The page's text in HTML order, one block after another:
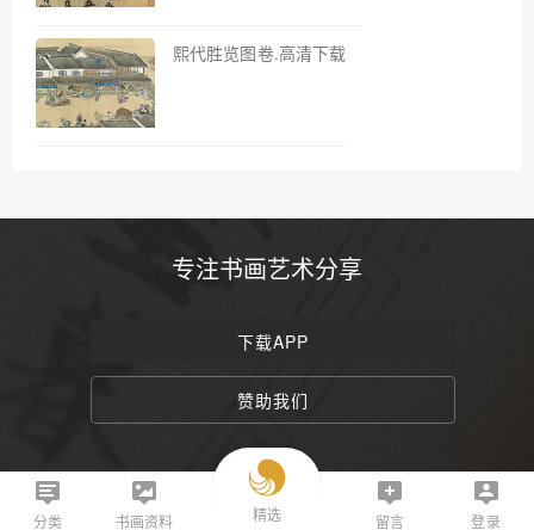
熙代胜览图卷.高清下载
专注书画艺术分享
下载APP
赞助我们
分类 书画资料 精选 留言 登录